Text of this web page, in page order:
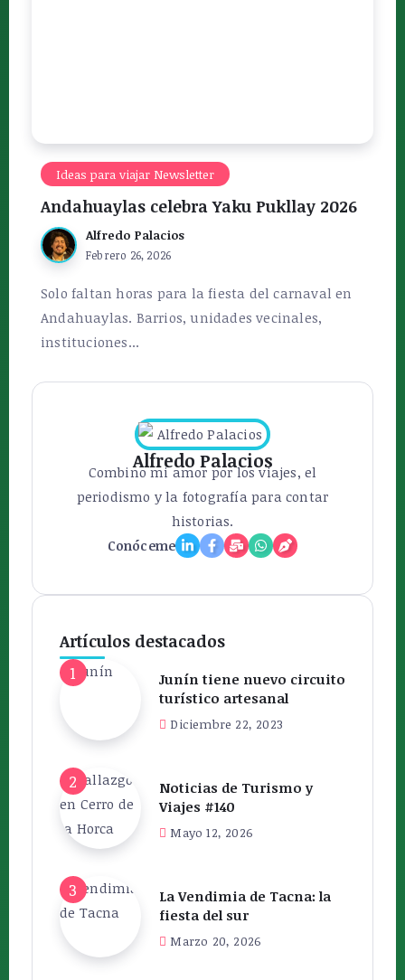
Ideas para viajar Newsletter
Andahuaylas celebra Yaku Pukllay 2026
Alfredo Palacios
Febrero 26, 2026
Solo faltan horas para la fiesta del carnaval en
Andahuaylas. Barrios, unidades vecinales,
instituciones...
Alfredo Palacios
Combino mi amor por los viajes, el
periodismo y la fotografía para contar
historias.
Conóceme
Artículos destacados
Junín tiene nuevo circuito
turístico artesanal
Diciembre 22, 2023
Noticias de Turismo y
Viajes #140
Mayo 12, 2026
La Vendimia de Tacna: la
fiesta del sur
Marzo 20, 2026